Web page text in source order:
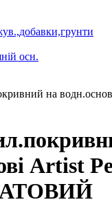
осн.
на
Artist